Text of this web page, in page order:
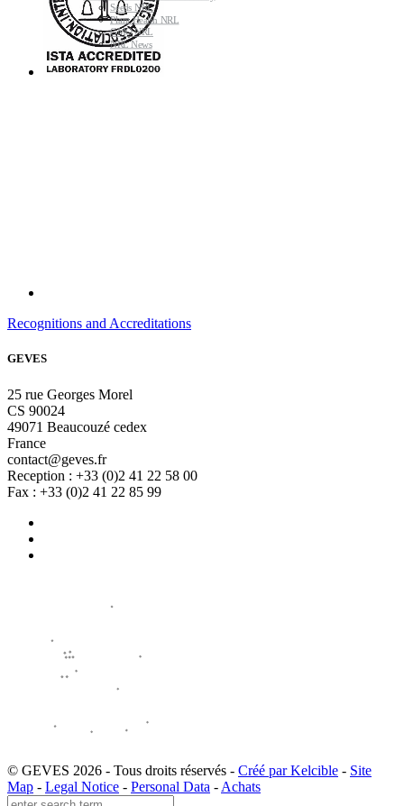
Recognitions and Accreditations
GEVES
25 rue Georges Morel
CS 90024
49071 Beaucouzé cedex
France
contact@geves.fr
Reception : +33 (0)2 41 22 58 00
Fax : +33 (0)2 41 22 85 99
© GEVES 2026 - Tous droits réservés - Créé par Kelcible - Site
Map - Legal Notice - Personal Data - Achats
Seeds NRL
Plant Health NRL
GMO NRL
NRL News